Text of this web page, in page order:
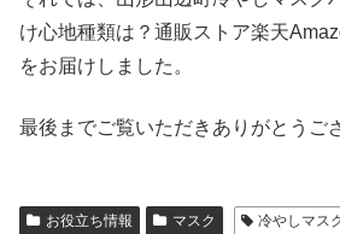
け心地種類は？通販ストア楽天
をお届けしました。
最後までご覧いただきありがとうご
お役立ち情報 マスク 冷やしマス